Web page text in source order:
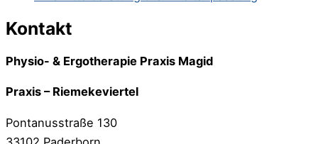
Kontakt
Physio- & Ergotherapie Praxis Magid
Praxis – Riemekeviertel
Pontanusstraße 130